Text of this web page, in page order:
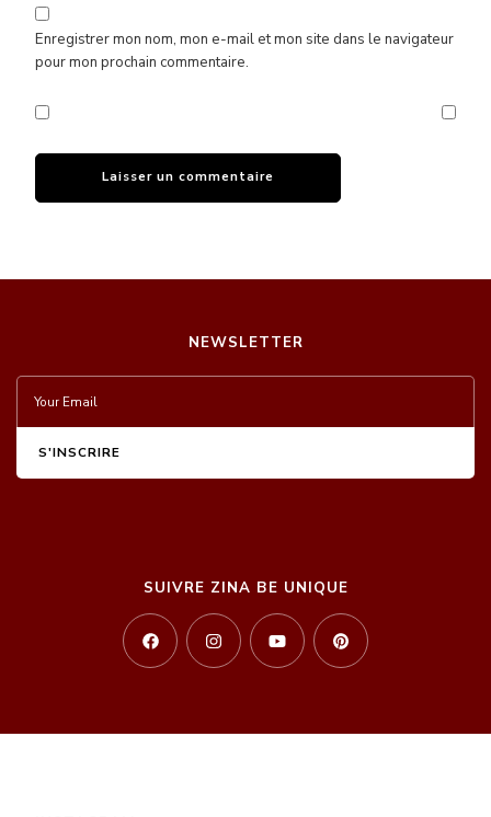
Enregistrer mon nom, mon e-mail et mon site dans le navigateur
pour mon prochain commentaire.
NEWSLETTER
SUIVRE ZINA BE UNIQUE